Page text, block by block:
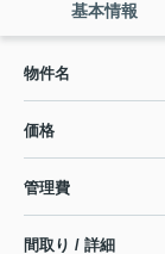
基本情報
物件名
価格
管理費
間取り / 詳細